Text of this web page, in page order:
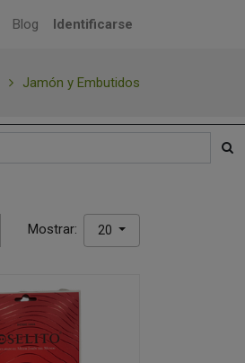
Blog Identificarse
Jamón y Embutidos
Mostrar: 20